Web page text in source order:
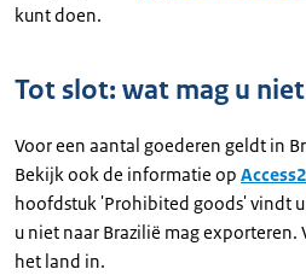
kunt doen.
Tot slot: wat mag u
Voor een aantal goederen geldt in
Bekijk ook de informatie op
hoofdstuk 'Prohibited goods' vindt
u niet naar Brazilië mag exporteren.
het land in.